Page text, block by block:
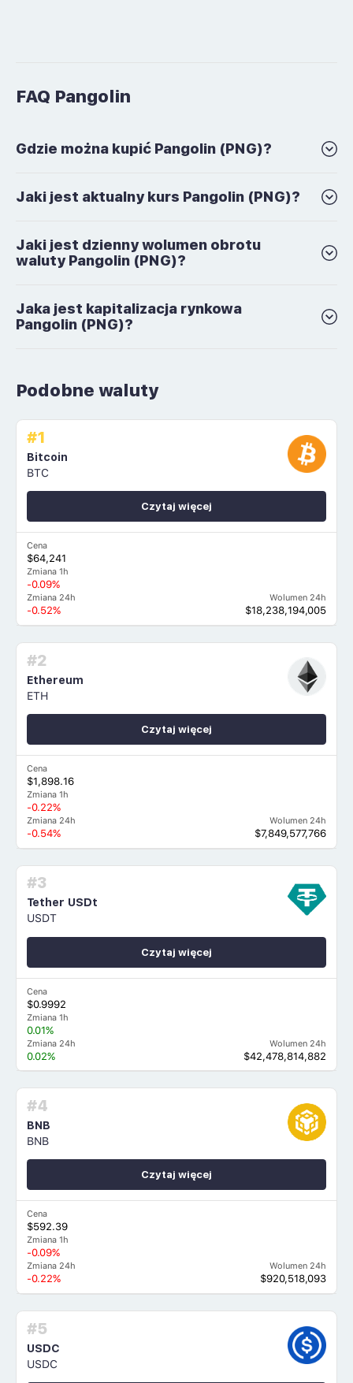
FAQ Pangolin
Gdzie można kupić Pangolin (PNG)?
Jaki jest aktualny kurs Pangolin (PNG)?
Jaki jest dzienny wolumen obrotu
waluty Pangolin (PNG)?
Jaka jest kapitalizacja rynkowa
Pangolin (PNG)?
Podobne waluty
#1
Bitcoin
BTC
Cena
$64,241
Zmiana 1h
-0.09%
Zmiana 24h
-0.52%
Wolumen 24h
$18,238,194,005
Czytaj więcej
#2
Ethereum
ETH
Cena
$1,898.16
Zmiana 1h
-0.22%
Zmiana 24h
-0.54%
Wolumen 24h
$7,849,577,766
Czytaj więcej
#3
Tether USDt
USDT
Cena
$0.9992
Zmiana 1h
0.01%
Zmiana 24h
0.02%
Wolumen 24h
$42,478,814,882
Czytaj więcej
#4
BNB
BNB
Cena
$592.39
Zmiana 1h
-0.09%
Zmiana 24h
-0.22%
Wolumen 24h
$920,518,093
Czytaj więcej
#5
USDC
USDC